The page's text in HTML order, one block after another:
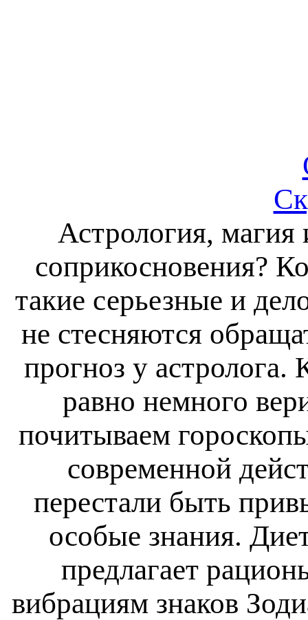
Астрология,
соприкосновения?
такие серьезные и
не стесняются
прогноз у
равно немного
почитываем
современной
перестали быть
особые знания.
предлагает
вибрациям знаков